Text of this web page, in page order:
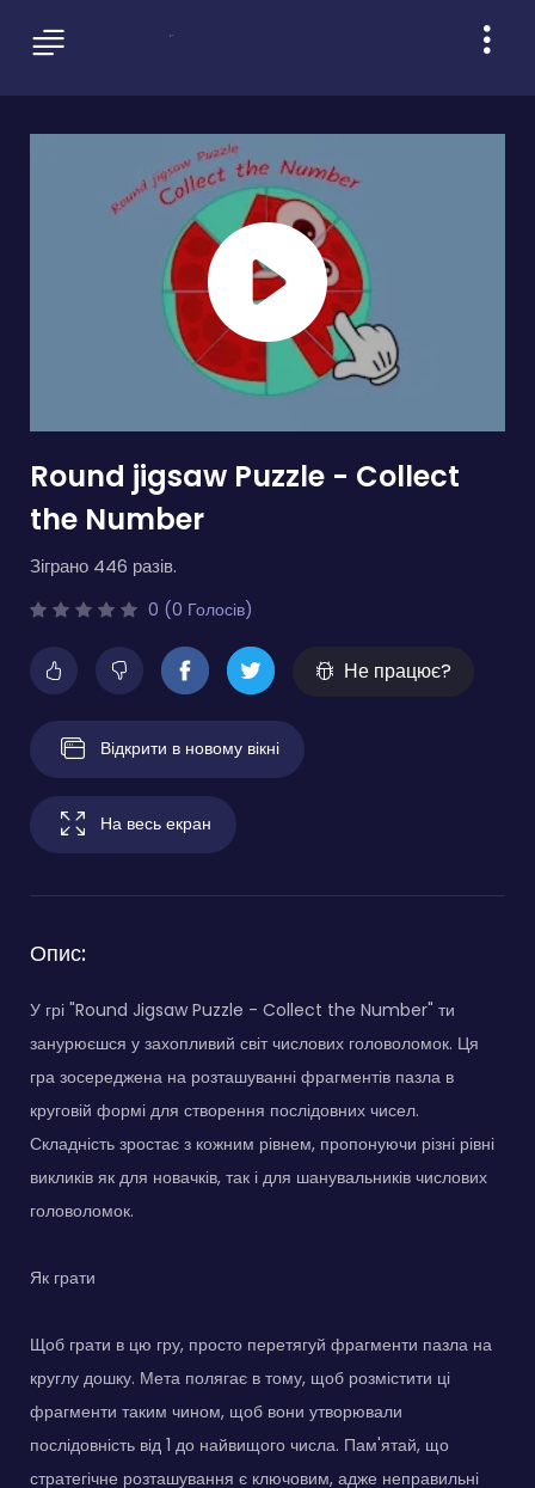
Round jigsaw Puzzle - Collect
the Number
Зіграно 446 разів.
0 (0 Голосів)
Не працює?
Відкрити в новому вікні
На весь екран
Опис:
У грі "Round Jigsaw Puzzle - Collect the Number" ти
занурюєшся у захопливий світ числових головоломок. Ця
гра зосереджена на розташуванні фрагментів пазла в
круговій формі для створення послідовних чисел.
Складність зростає з кожним рівнем, пропонуючи різні рівні
викликів як для новачків, так і для шанувальників числових
головоломок.
Як грати
Щоб грати в цю гру, просто перетягуй фрагменти пазла на
круглу дошку. Мета полягає в тому, щоб розмістити ці
фрагменти таким чином, щоб вони утворювали
послідовність від 1 до найвищого числа. Пам'ятай, що
стратегічне розташування є ключовим, адже неправильні